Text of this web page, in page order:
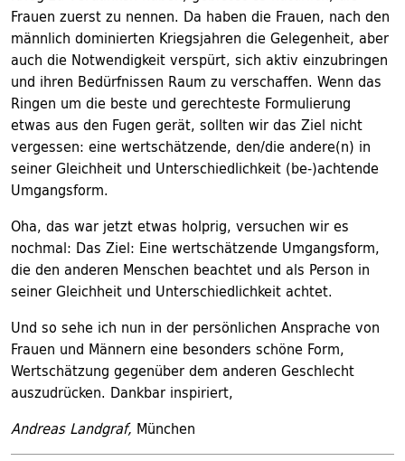
Frauen zuerst zu nennen. Da haben die Frauen, nach den
männlich dominierten Kriegsjahren die Gelegenheit, aber
auch die Notwendigkeit verspürt, sich aktiv einzubringen
und ihren Bedürfnissen Raum zu verschaffen. Wenn das
Ringen um die beste und gerechteste Formulierung
etwas aus den Fugen gerät, sollten wir das Ziel nicht
vergessen: eine wertschätzende, den/die andere(n) in
seiner Gleichheit und Unterschiedlichkeit (be-)achtende
Umgangsform.
Oha, das war jetzt etwas holprig, versuchen wir es
nochmal: Das Ziel: Eine wertschätzende Umgangsform,
die den anderen Menschen beachtet und als Person in
seiner Gleichheit und Unterschiedlichkeit achtet.
Und so sehe ich nun in der persönlichen Ansprache von
Frauen und Männern eine besonders schöne Form,
Wertschätzung gegenüber dem anderen Geschlecht
auszudrücken. Dankbar inspiriert,
Andreas Landgraf, München